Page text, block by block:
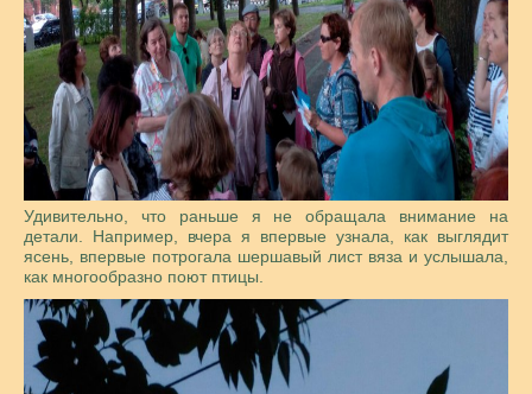
Удивительно, что раньше я не обращала внимание на
детали. Например, вчера я впервые узнала, как выглядит
ясень, впервые потрогала шершавый лист вяза и услышала,
как многообразно поют птицы.